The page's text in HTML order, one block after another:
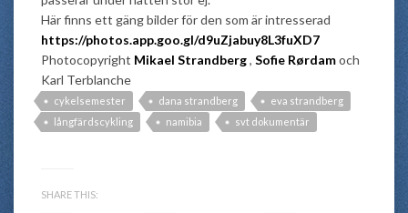
Här finns ett gäng bilder för den som är intresserad
https://photos.app.goo.gl/d9uZjabuy8L3fuXD7
Photocopyright Mikael Strandberg, Sofie Rørdamoch
Karl Terblanche
cykelsemester dana strandberg
eva strandberg
långfärdscykling
namibia svt dokumentär
SHARE THIS: